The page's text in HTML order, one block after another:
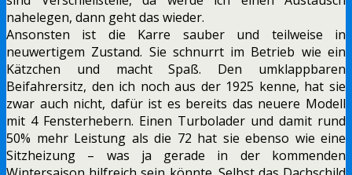
nahelegen, dann geht das wieder.
Ansonsten ist die Karre sauber und teilweise in
neuwertigem Zustand. Sie schnurrt im Betrieb wie ein
Kätzchen und macht Spaß. Den umklappbaren
Beifahrersitz, den ich noch aus der 1925 kenne, hat sie
zwar auch nicht, dafür ist es bereits das neuere Modell
mit 4 Fensterhebern. Einen Turbolader und damit rund
50% mehr Leistung als die 72 hat sie ebenso wie eine
Sitzheizung – was ja gerade in der kommenden